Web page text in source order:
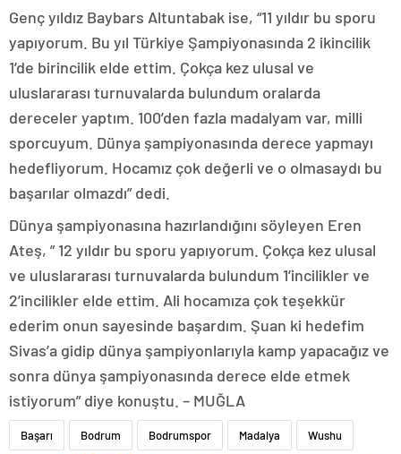
Genç yıldız Baybars Altuntabak ise, “11 yıldır bu sporu
yapıyorum. Bu yıl Türkiye Şampiyonasında 2 ikincilik
1’de birincilik elde ettim. Çokça kez ulusal ve
uluslararası turnuvalarda bulundum oralarda
dereceler yaptım. 100’den fazla madalyam var, milli
sporcuyum. Dünya şampiyonasında derece yapmayı
hedefliyorum. Hocamız çok değerli ve o olmasaydı bu
başarılar olmazdı” dedi.
Dünya şampiyonasına hazırlandığını söyleyen Eren
Ateş, ” 12 yıldır bu sporu yapıyorum. Çokça kez ulusal
ve uluslararası turnuvalarda bulundum 1’incilikler ve
2’incilikler elde ettim. Ali hocamıza çok teşekkür
ederim onun sayesinde başardım. Şuan ki hedefim
Sivas’a gidip dünya şampiyonlarıyla kamp yapacağız ve
sonra dünya şampiyonasında derece elde etmek
istiyorum” diye konuştu. – MUĞLA
Başarı Bodrum Bodrumspor Madalya Wushu